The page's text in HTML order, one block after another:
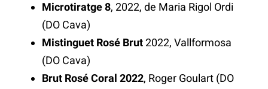
Microtiratge 8, 2022, de Maria Rigol Ordi
(DO Cava)
Mistinguet Rosé Brut2022, Vallformosa
(DO Cava)
Brut Rosé Coral 2022, Roger Goulart (DO